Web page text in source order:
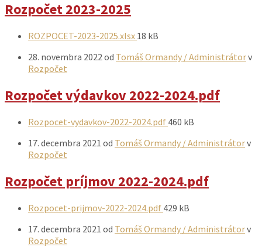
Rozpočet 2023-2025
PrílohyROZPOCET-2023-2025.xlsx Veľkosť
18 kB
28. novembra 2022od Tomáš Ormandy / Administrátorv
Rozpočet
Rozpočet výdavkov 2022-2024.pdf
PrílohyRozpocet-vydavkov-2022-2024.pdf Veľkosť
460 kB
17. decembra 2021 od Tomáš Ormandy / Administrátorv
Rozpočet
Rozpočet príjmov 2022-2024.pdf
PrílohyRozpocet-prijmov-2022-2024.pdf Veľkosť
429 kB
17. decembra 2021 od Tomáš Ormandy / Administrátorv
Rozpočet